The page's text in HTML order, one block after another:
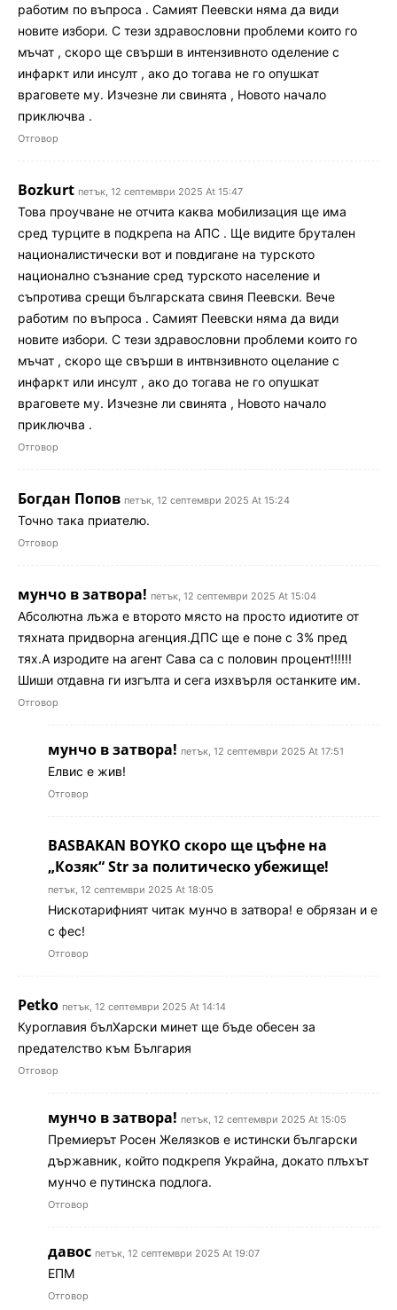
работим по въпроса . Самият Пеевски няма да види
новите избори. С тези здравословни проблеми които го
мъчат , скоро ще свърши в интензивното оделение с
инфаркт или инсулт , ако до тогава не го опушкат
враговете му. Изчезне ли свинята , Новото начало
приключва .
Отговор
Bozkurt петък, 12 септември 2025 At 15:47
Това проучване не отчита каква мобилизация ще има
сред турците в подкрепа на АПС . Ще видите брутален
националистически вот и повдигане на турското
национално съзнание сред турското население и
съпротива срещи българската свиня Пеевски. Вече
работим по въпроса . Самият Пеевски няма да види
новите избори. С тези здравословни проблеми които го
мъчат , скоро ще свърши в интвнзивното оцелание с
инфаркт или инсулт , ако до тогава не го опушкат
враговете му. Изчезне ли свинята , Новото начало
приключва .
Отговор
Богдан Попов петък, 12 септември 2025 At 15:24
Точно така приателю.
Отговор
мунчо в затвора! петък, 12 септември 2025 At 15:04
Абсолютна лъжа е второто място на просто идиотите от
тяхната придворна агенция.ДПС ще е поне с 3% пред
тях.А изродите на агент Сава са с половин процент!!!!!!
Шиши отдавна ги изгълта и сега изхвърля останките им.
Отговор
мунчо в затвора! петък, 12 септември 2025 At 17:51
Елвис е жив!
Отговор
BASBAKAN BOYKO скоро ще цъфнe на
„Козяк“ Str за политическо убежище!
петък, 12 септември 2025 At 18:05
Нискотарифният читак мунчо в затвора! е обрязан и е
с фес!
Отговор
Petko петък, 12 септември 2025 At 14:14
Куроглавия бълХарски минет ще бъде обесен за
предателство към България
Отговор
мунчо в затвора! петък, 12 септември 2025 At 15:05
Премиерът Росен Желязков е истински български
държавник, който подкрепя Украйна, докато плъхът
мунчо е путинска подлога.
Отговор
давос петък, 12 септември 2025 At 19:07
ЕПМ
Отговор